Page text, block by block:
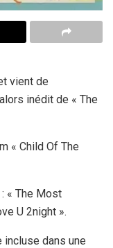
vient de
inédit de « The
« Child Of The
« The Most
U 2night ».
incluse dans une